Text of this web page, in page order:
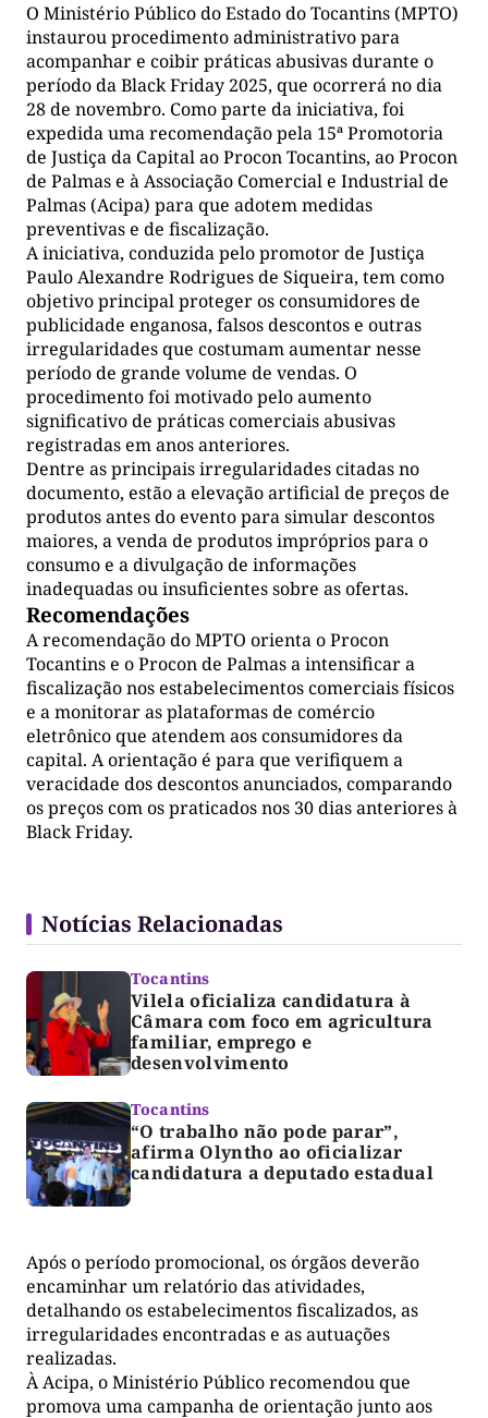
O Ministério Público do Estado do Tocantins (MPTO)
instaurou procedimento administrativo para
acompanhar e coibir práticas abusivas durante o
período da Black Friday 2025, que ocorrerá no dia
28 de novembro. Como parte da iniciativa, foi
expedida uma recomendação pela 15ª Promotoria
de Justiça da Capital ao Procon Tocantins, ao Procon
de Palmas e à Associação Comercial e Industrial de
Palmas (Acipa) para que adotem medidas
preventivas e de fiscalização.
A iniciativa, conduzida pelo promotor de Justiça
Paulo Alexandre Rodrigues de Siqueira, tem como
objetivo principal proteger os consumidores de
publicidade enganosa, falsos descontos e outras
irregularidades que costumam aumentar nesse
período de grande volume de vendas. O
procedimento foi motivado pelo aumento
significativo de práticas comerciais abusivas
registradas em anos anteriores.
Dentre as principais irregularidades citadas no
documento, estão a elevação artificial de preços de
produtos antes do evento para simular descontos
maiores, a venda de produtos impróprios para o
consumo e a divulgação de informações
inadequadas ou insuficientes sobre as ofertas.
Recomendações
A recomendação do MPTO orienta o Procon
Tocantins e o Procon de Palmas a intensificar a
fiscalização nos estabelecimentos comerciais físicos
e a monitorar as plataformas de comércio
eletrônico que atendem aos consumidores da
capital. A orientação é para que verifiquem a
veracidade dos descontos anunciados, comparando
os preços com os praticados nos 30 dias anteriores à
Black Friday.
Notícias Relacionadas
Tocantins
Vilela oficializa candidatura à
Câmara com foco em agricultura
familiar, emprego e
desenvolvimento
Tocantins
“O trabalho não pode parar”,
afirma Olyntho ao oficializar
candidatura a deputado estadual
Após o período promocional, os órgãos deverão
encaminhar um relatório das atividades,
detalhando os estabelecimentos fiscalizados, as
irregularidades encontradas e as autuações
realizadas.
À Acipa, o Ministério Público recomendou que
promova uma campanha de orientação junto aos